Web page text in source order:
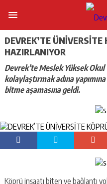
DEVREK’TE ÜNİVERSİTE
HAZIRLANIYOR
Devrek’te Meslek Yüksek
kolaylaştırmak adına
bitme aşamasına geldi.
Köprü inşaatı biten ve bağlantı